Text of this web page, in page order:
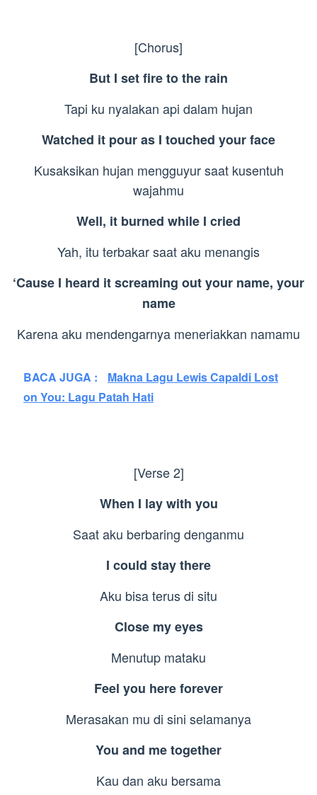
[Chorus]
But I set fire to the rain
Tapi ku nyalakan api dalam hujan
Watched it pour as I touched your face
Kusaksikan hujan mengguyur saat kusentuh
wajahmu
Well, it burned while I cried
Yah, itu terbakar saat aku menangis
‘Cause I heard it screaming out your name, your
name
Karena aku mendengarnya meneriakkan namamu
BACA JUGA :
Makna Lagu Lewis Capaldi Lost
on You: Lagu Patah Hati
[Verse 2]
When I lay with you
Saat aku berbaring denganmu
I could stay there
Aku bisa terus di situ
Close my eyes
Menutup mataku
Feel you here forever
Merasakan mu di sini selamanya
You and me together
Kau dan aku bersama